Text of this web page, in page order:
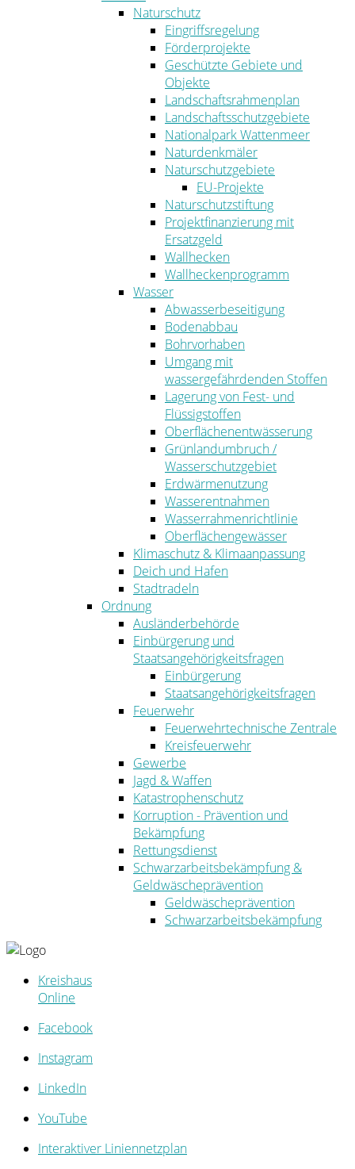
Naturschutz
Eingriffsregelung
Förderprojekte
Geschützte Gebiete und
Objekte
Landschaftsrahmenplan
Landschaftsschutzgebiete
Nationalpark Wattenmeer
Naturdenkmäler
Naturschutzgebiete
EU-Projekte
Naturschutzstiftung
Projektfinanzierung mit
Ersatzgeld
Wallhecken
Wallheckenprogramm
Wasser
Abwasserbeseitigung
Bodenabbau
Bohrvorhaben
Umgang mit
wassergefährdenden Stoffen
Lagerung von Fest- und
Flüssigstoffen
Oberflächenentwässerung
Grünlandumbruch /
Wasserschutzgebiet
Erdwärmenutzung
Wasserentnahmen
Wasserrahmenrichtlinie
Oberflächengewässer
Klimaschutz & Klimaanpassung
Deich und Hafen
Stadtradeln
Ordnung
Ausländerbehörde
Einbürgerung und
Staatsangehörigkeitsfragen
Einbürgerung
Staatsangehörigkeitsfragen
Feuerwehr
Feuerwehrtechnische Zentrale
Kreisfeuerwehr
Gewerbe
Jagd & Waffen
Katastrophenschutz
Korruption - Prävention und
Bekämpfung
Rettungsdienst
Schwarzarbeitsbekämpfung &
Geldwäscheprävention
Geldwäscheprävention
Schwarzarbeitsbekämpfung
Kreishaus
Online
Facebook
Instagram
LinkedIn
YouTube
Interaktiver Liniennetzplan